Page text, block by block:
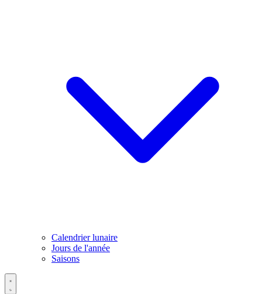
Calendrier lunaire
Jours de l'année
Saisons